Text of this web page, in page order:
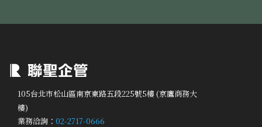
105台北市松山區南京東路五段225號5樓 (京鷹商務大
樓)
業務洽詢： 02-2717-0666